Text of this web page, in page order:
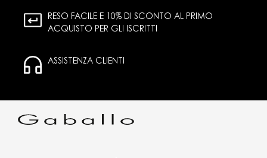
RESO FACILE E 10% DI SCONTO AL PRIMO
ACQUISTO PER GLI ISCRITTI
ASSISTENZA CLIENTI